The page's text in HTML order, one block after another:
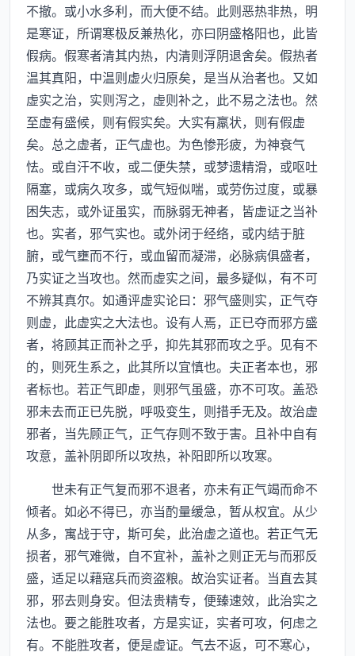
不撤。或小水多利，而大便不结。此则恶热非热，明
是寒证，所谓寒极反兼热化，亦曰阴盛格阳也，此皆
假病。假寒者清其内热，内清则浮阴退舍矣。假热者
温其真阳，中温则虚火归原矣，是当从治者也。又如
虚实之治，实则泻之，虚则补之，此不易之法也。然
至虚有盛候，则有假实矣。大实有羸状，则有假虚
矣。总之虚者，正气虚也。为色惨形疲，为神衰气
怯。或自汗不收，或二便失禁，或梦遗精滑，或呕吐
隔塞，或病久攻多，或气短似喘，或劳伤过度，或暴
困失志，或外证虽实，而脉弱无神者，皆虚证之当补
也。实者，邪气实也。或外闭于经络，或内结于脏
腑，或气壅而不行，或血留而凝滞，必脉病俱盛者，
乃实证之当攻也。然而虚实之间，最多疑似，有不可
不辨其真尔。如通评虚实论曰：邪气盛则实，正气夺
则虚，此虚实之大法也。设有人焉，正已夺而邪方盛
者，将顾其正而补之乎，抑先其邪而攻之乎。见有不
的，则死生系之，此其所以宜慎也。夫正者本也，邪
者标也。若正气即虚，则邪气虽盛，亦不可攻。盖恐
邪未去而正已先脱，呼吸变生，则措手无及。故治虚
邪者，当先顾正气，正气存则不致于害。且补中自有
攻意，盖补阴即所以攻热，补阳即所以攻寒。
世未有正气复而邪不退者，亦未有正气竭而命不
倾者。如必不得已，亦当酌量缓急，暂从权宜。从少
从多，寓战于守，斯可矣，此治虚之道也。若正气无
损者，邪气难微，自不宜补，盖补之则正无与而邪反
盛，适足以藉寇兵而资盗粮。故治实证者。当直去其
邪，邪去则身安。但法贵精专，便臻速效，此治实之
法也。要之能胜攻者，方是实证，实者可攻，何虑之
有。不能胜攻者，便是虚证。气去不返，可不寒心，